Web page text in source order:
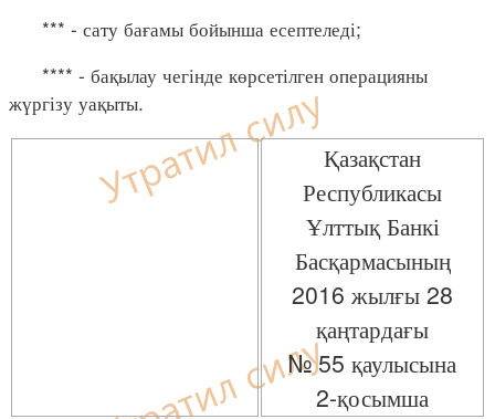
*** - сату бағамы бойынша есептеледі;
**** - бақылау чегінде көрсетілген операцияны
жүргізу уақыты.
Қазақстан
Республикасы
Ұлттық Банкі
Басқармасының
2016 жылғы 28
қаңтардағы
№ 55 қаулысына
2-қосымша